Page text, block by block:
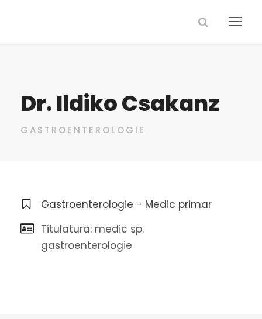
Dr. Ildiko Csakanz
GASTROENTEROLOGIE
Gastroenterologie - Medic primar
Titulatura: medic sp.
gastroenterologie